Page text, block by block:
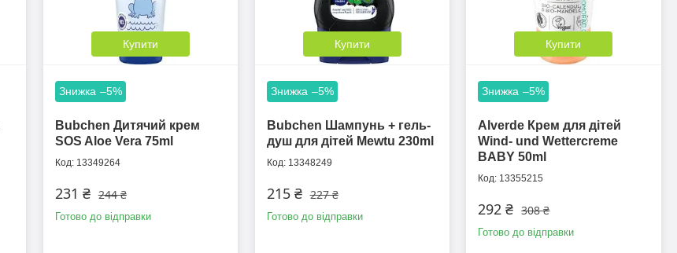
Купити
–5%
Bubchen Дитячий крем
SOS Aloe Vera 75ml
13349264
244 ₴
231 ₴
Готово до відправки
Купити
–5%
Bubchen Шампунь + гель-
душ для дітей Mewtu 230ml
13348249
227 ₴
215 ₴
Готово до відправки
Купити
–5%
Alverde Крем для дітей
Wind- und Wettercreme
BABY 50ml
13355215
308 ₴
292 ₴
Готово до відправки